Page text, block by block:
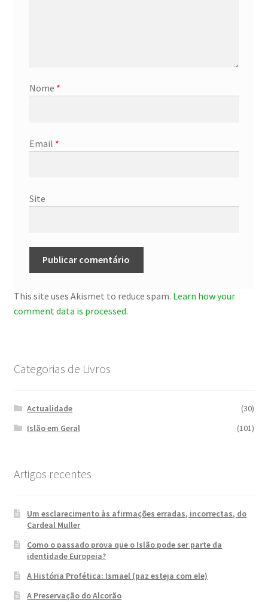
Nome *
Email *
Site
This site uses Akismet to reduce spam. Learn how your
comment data is processed.
Categorias de Livros
Actualidade
(30)
Islão em Geral
(101)
Artigos recentes
Um esclarecimento às afirmações erradas, incorrectas, do
Cardeal Muller
Como o passado prova que o Islão pode ser parte da
identidade Europeia?
A História Profética: Ismael (paz esteja com ele)
A Preservação do Alcorão